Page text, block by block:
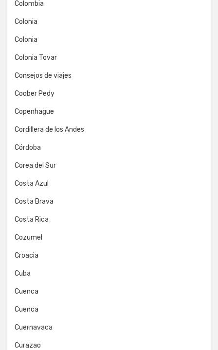
Colombia
Colonia
Colonia
Colonia Tovar
Consejos de viajes
Coober Pedy
Copenhague
Cordillera de los Andes
Córdoba
Corea del Sur
Costa Azul
Costa Brava
Costa Rica
Cozumel
Croacia
Cuba
Cuenca
Cuenca
Cuernavaca
Curazao